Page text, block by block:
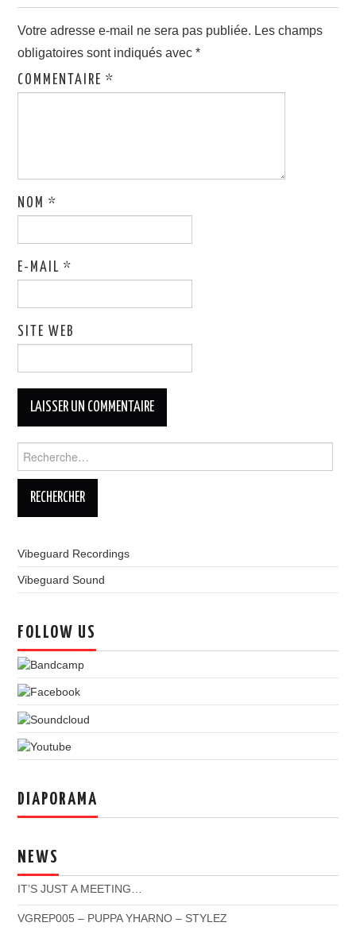
Votre adresse e-mail ne sera pas publiée. Les champs
obligatoires sont indiqués avec*
COMMENTAIRE*
NOM*
E-MAIL*
SITE WEB
Vibeguard Recordings
Vibeguard Sound
FOLLOW US
DIAPORAMA
NEWS
IT’S JUST A MEETING…
VGREP005 – PUPPA YHARNO – STYLEZ